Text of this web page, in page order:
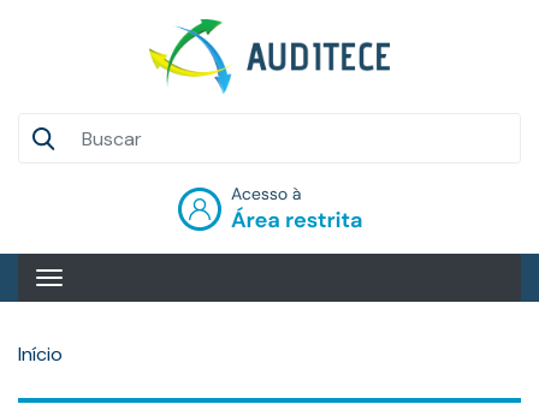
principal
Início